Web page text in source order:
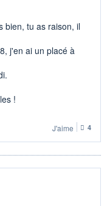
bien, tu as raison, il
j'en ai un placé à
!
J'aime 4